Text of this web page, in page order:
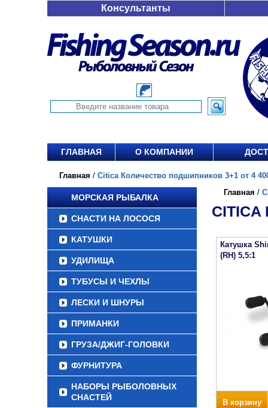
Консультанты
ГЛАВНАЯ О КОМПАНИИ
Главная / Citica Количество подшипников 3+1 от 4
МОРСКАЯ РЫБАЛКА
СНАСТИ НА ЛОСОСЯ
КАТУШКИ
УДИЛИЩА
ТУБУСЫ И ЧЕХЛЫ
ЛЕСКИ И ШНУРЫ
ПРИМАНКИ
ГРУЗА/ДЖИГ-ГОЛОВКИ
ФУРНИТУРА
НАБОРЫ РЫБОЛОВНЫХ
СНАСТЕЙ
Главная /
Катушка
(RH) 5,5:1
В корзину